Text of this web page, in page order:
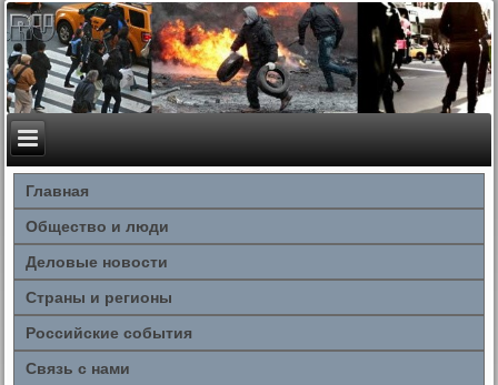
Главная
Общество и люди
Деловые новости
Страны и регионы
Российские события
Связь с нами